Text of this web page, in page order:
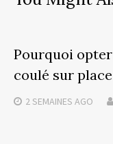
Pourquoi
coulé sur
2 SEMAINES AGO